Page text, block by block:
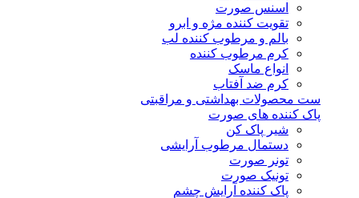
اسنس صورت
تقویت کننده مژه و ابرو
بالم و مرطوب کننده لب
کرم مرطوب کننده
انواع ماسک
کرم ضد آفتاب
ست محصولات بهداشتی و مراقبتی
پاک کننده های صورت
شیر پاک کن
دستمال مرطوب آرایشی
تونر صورت
تونیک صورت
پاک کننده آرایش چشم